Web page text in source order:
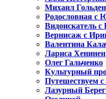
Михаил
Родословная с
Видоискатель
Вернисаж с
Валентина
Лариса Хенинен
Олег Гальченко
Культурный
Путешествуем
Лазурный Берег